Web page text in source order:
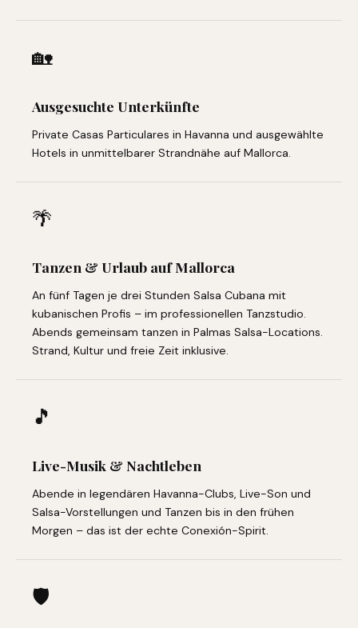
🏡
Ausgesuchte Unterkünfte
Private Casas Particulares in Havanna und ausgewählte
Hotels in unmittelbarer Strandnähe auf Mallorca.
🌴
Tanzen & Urlaub auf Mallorca
An fünf Tagen je drei Stunden Salsa Cubana mit
kubanischen Profis – im professionellen Tanzstudio.
Abends gemeinsam tanzen in Palmas Salsa-Locations.
Strand, Kultur und freie Zeit inklusive.
🎵
Live-Musik & Nachtleben
Abende in legendären Havanna-Clubs, Live-Son und
Salsa-Vorstellungen und Tanzen bis in den frühen
Morgen – das ist der echte Conexión-Spirit.
🛡️